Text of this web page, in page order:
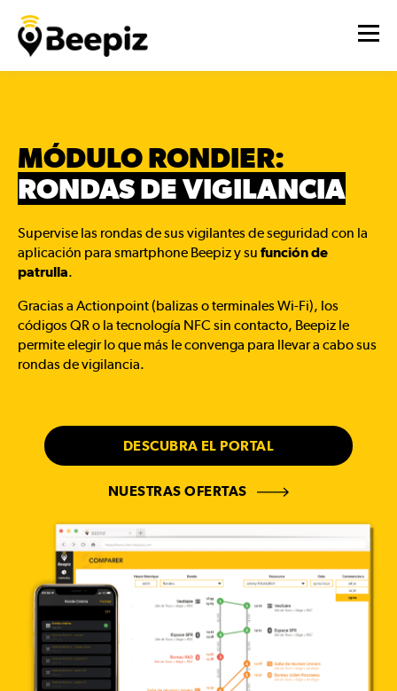
MÓDULO RONDIER:
RONDAS DE VIGILANCIA
Supervise las rondas de sus vigilantes de seguridad con la
aplicación para smartphone Beepiz y su función de
patrulla.
Gracias a Actionpoint (balizas o terminales Wi-Fi), los
códigos QR o la tecnología NFC sin contacto, Beepiz le
permite elegir lo que más le convenga para llevar a cabo sus
rondas de vigilancia.
DESCUBRA EL PORTAL
NUESTRAS OFERTAS